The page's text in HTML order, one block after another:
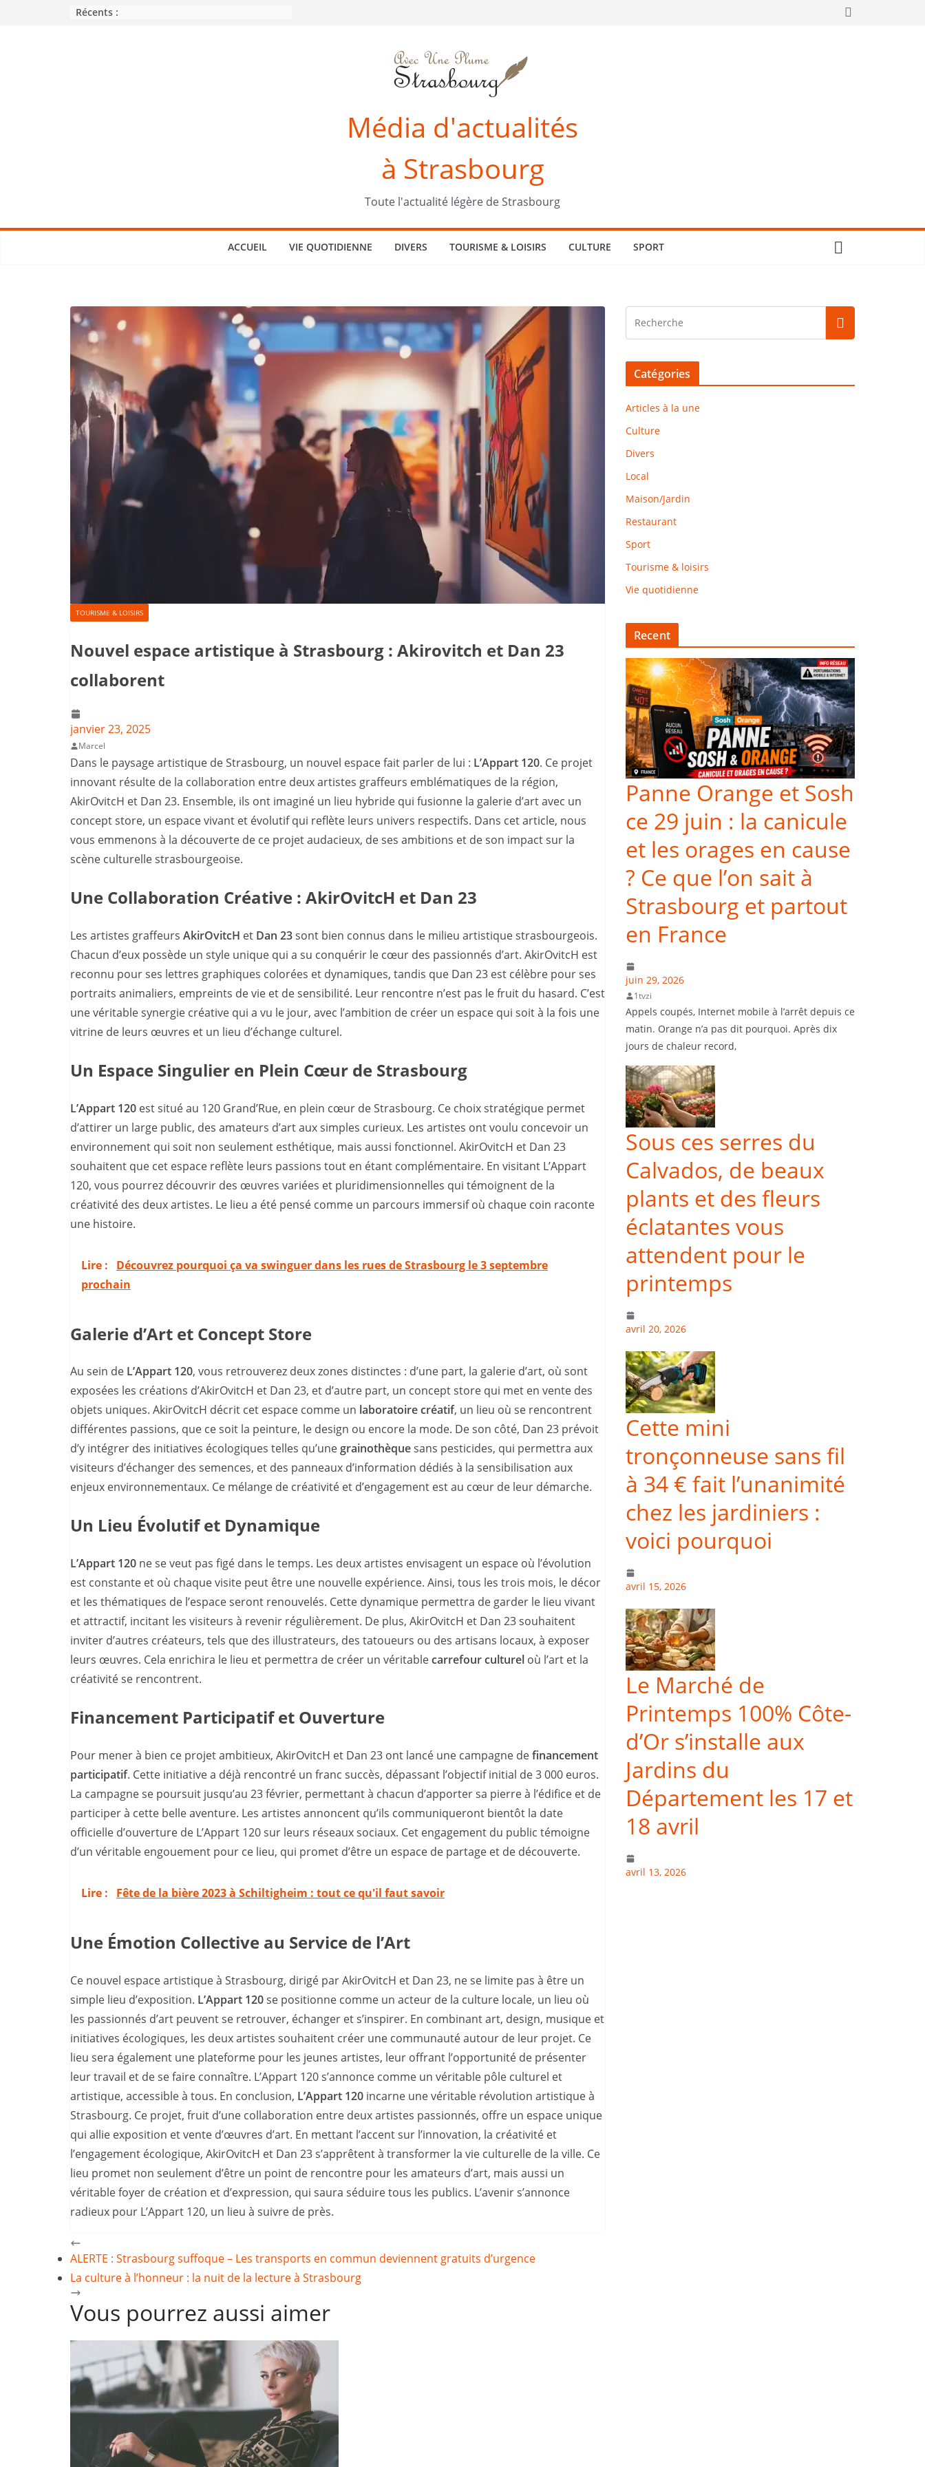
Récents :
Média d'actualités
à Strasbourg
Toute l'actualité légère de Strasbourg
ACCUEIL VIE QUOTIDIENNE DIVERS TOURISME & LOISIRS CULTURE SPORT
TOURISME & LOISIRS
Nouvel espace artistique à Strasbourg : Akirovitch et Dan 23
collaborent
janvier 23, 2025
Marcel
Dans le paysage artistique de Strasbourg, un nouvel espace fait parler de lui : L’Appart 120. Ce projet
innovant résulte de la collaboration entre deux artistes graffeurs emblématiques de la région,
AkirOvitcH et Dan 23. Ensemble, ils ont imaginé un lieu hybride qui fusionne la galerie d’art avec un
concept store, un espace vivant et évolutif qui reflète leurs univers respectifs. Dans cet article, nous
vous emmenons à la découverte de ce projet audacieux, de ses ambitions et de son impact sur la
scène culturelle strasbourgeoise.
Une Collaboration Créative : AkirOvitcH et Dan 23
Les artistes graffeurs AkirOvitcH et Dan 23sont bien connus dans le milieu artistique strasbourgeois.
Chacun d’eux possède un style unique qui a su conquérir le cœur des passionnés d’art. AkirOvitcH est
reconnu pour ses lettres graphiques colorées et dynamiques, tandis que Dan 23 est célèbre pour ses
portraits animaliers, empreints de vie et de sensibilité. Leur rencontre n’est pas le fruit du hasard. C’est
une véritable synergie créative qui a vu le jour, avec l’ambition de créer un espace qui soit à la fois une
vitrine de leurs œuvres et un lieu d’échange culturel.
Un Espace Singulier en Plein Cœur de Strasbourg
L’Appart 120 est situé au 120 Grand’Rue, en plein cœur de Strasbourg. Ce choix stratégique permet
d’attirer un large public, des amateurs d’art aux simples curieux. Les artistes ont voulu concevoir un
environnement qui soit non seulement esthétique, mais aussi fonctionnel. AkirOvitcH et Dan 23
souhaitent que cet espace reflète leurs passions tout en étant complémentaire. En visitant L’Appart
120, vous pourrez découvrir des œuvres variées et pluridimensionnelles qui témoignent de la
créativité des deux artistes. Le lieu a été pensé comme un parcours immersif où chaque coin raconte
une histoire.
Lire :
Découvrez pourquoi ça va swinguer dans les rues de Strasbourg le 3 septembre
prochain
Galerie d’Art et Concept Store
Au sein de L’Appart 120, vous retrouverez deux zones distinctes : d’une part, la galerie d’art, où sont
exposées les créations d’AkirOvitcH et Dan 23, et d’autre part, un concept store qui met en vente des
objets uniques. AkirOvitcH décrit cet espace comme un laboratoire créatif, un lieu où se rencontrent
différentes passions, que ce soit la peinture, le design ou encore la mode. De son côté, Dan 23 prévoit
d’y intégrer des initiatives écologiques telles qu’unegrainothèquesans pesticides, qui permettra aux
visiteurs d’échanger des semences, et des panneaux d’information dédiés à la sensibilisation aux
enjeux environnementaux. Ce mélange de créativité et d’engagement est au cœur de leur démarche.
Un Lieu Évolutif et Dynamique
L’Appart 120 ne se veut pas figé dans le temps. Les deux artistes envisagent un espace où l’évolution
est constante et où chaque visite peut être une nouvelle expérience. Ainsi, tous les trois mois, le décor
et les thématiques de l’espace seront renouvelés. Cette dynamique permettra de garder le lieu vivant
et attractif, incitant les visiteurs à revenir régulièrement. De plus, AkirOvitcH et Dan 23 souhaitent
inviter d’autres créateurs, tels que des illustrateurs, des tatoueurs ou des artisans locaux, à exposer
leurs œuvres. Cela enrichira le lieu et permettra de créer un véritablecarrefour culturel où l’art et la
créativité se rencontrent.
Financement Participatif et Ouverture
Pour mener à bien ce projet ambitieux, AkirOvitcH et Dan 23 ont lancé une campagne definancement
participatif. Cette initiative a déjà rencontré un franc succès, dépassant l’objectif initial de 3 000 euros.
La campagne se poursuit jusqu’au 23 février, permettant à chacun d’apporter sa pierre à l’édifice et de
participer à cette belle aventure. Les artistes annoncent qu’ils communiqueront bientôt la date
officielle d’ouverture de L’Appart 120 sur leurs réseaux sociaux. Cet engagement du public témoigne
d’un véritable engouement pour ce lieu, qui promet d’être un espace de partage et de découverte.
Lire : Fête de la bière 2023 à Schiltigheim : tout ce qu'il faut savoir
Une Émotion Collective au Service de l’Art
Ce nouvel espace artistique à Strasbourg, dirigé par AkirOvitcH et Dan 23, ne se limite pas à être un
simple lieu d’exposition. L’Appart 120se positionne comme un acteur de la culture locale, un lieu où
les passionnés d’art peuvent se retrouver, échanger et s’inspirer. En combinant art, design, musique et
initiatives écologiques, les deux artistes souhaitent créer une communauté autour de leur projet. Ce
lieu sera également une plateforme pour les jeunes artistes, leur offrant l’opportunité de présenter
leur travail et de se faire connaître. L’Appart 120 s’annonce comme un véritable pôle culturel et
artistique, accessible à tous. En conclusion, L’Appart 120 incarne une véritable révolution artistique à
Strasbourg. Ce projet, fruit d’une collaboration entre deux artistes passionnés, offre un espace unique
qui allie exposition et vente d’œuvres d’art. En mettant l’accent sur l’innovation, la créativité et
l’engagement écologique, AkirOvitcH et Dan 23 s’apprêtent à transformer la vie culturelle de la ville. Ce
lieu promet non seulement d’être un point de rencontre pour les amateurs d’art, mais aussi un
véritable foyer de création et d’expression, qui saura séduire tous les publics. L’avenir s’annonce
radieux pour L’Appart 120, un lieu à suivre de près.
ALERTE : Strasbourg suffoque – Les transports en commun deviennent gratuits d’urgence
La culture à l’honneur : la nuit de la lecture à Strasbourg
Vous pourrez aussi aimer
Catégories
Articles à la une
Culture
Divers
Local
Maison/Jardin
Restaurant
Sport
Tourisme & loisirs
Vie quotidienne
Recent
Panne Orange et Sosh
ce 29 juin : la canicule
et les orages en cause
? Ce que l’on sait à
Strasbourg et partout
en France
juin 29, 2026
1tvzi
Appels coupés, Internet mobile à l’arrêt depuis ce
matin. Orange n’a pas dit pourquoi. Après dix
jours de chaleur record,
Sous ces serres du
Calvados, de beaux
plants et des fleurs
éclatantes vous
attendent pour le
printemps
avril 20, 2026
Cette mini
tronçonneuse sans fil
à 34 € fait l’unanimité
chez les jardiniers :
voici pourquoi
avril 15, 2026
Le Marché de
Printemps 100% Côte-
d’Or s’installe aux
Jardins du
Département les 17 et
18 avril
avril 13, 2026